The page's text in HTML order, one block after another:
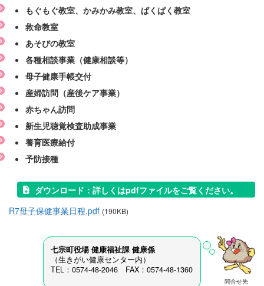
もぐもぐ教室、かみかみ教室、ぱくぱく教室
救命教室
あそびの教室
各種相談事業（健康相談等）
母子健康手帳交付
産婦訪問（産後ケア事業）
赤ちゃん訪問
新生児聴覚検査助成事業
養育医療給付
予防接種
ダウンロード： 詳しくはpdfファイルをご覧ください。
R7母子保健事業日程.pdf (190KB)
問合せ先
七宗町役場 健康福祉課 健康係
（生きがい健康センター内）
TEL：0574-48-2046 FAX：0574-48-1360